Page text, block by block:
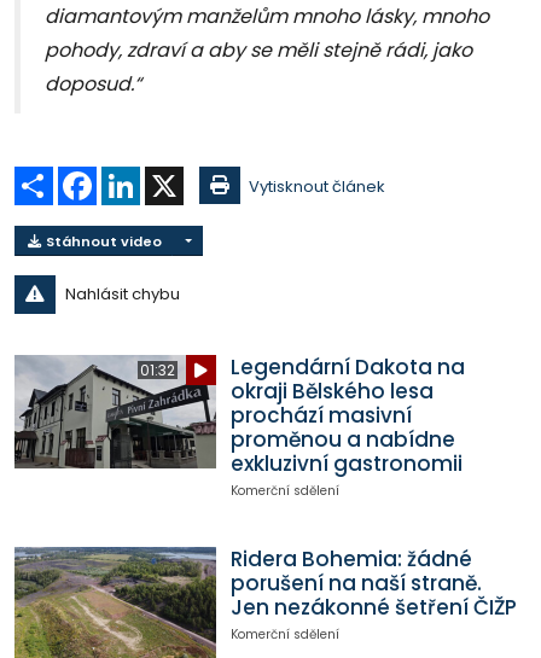
diamantovým manželům mnoho lásky, mnoho
pohody, zdraví a aby se měli stejně rádi, jako
doposud.“
Sdílet Facebook
LinkedIn Vytisknout článek
Stáhnout video
Nahlásit chybu
01:32
Legendární Dakota na
okraji Bělského lesa
prochází masivní
proměnou a nabídne
exkluzivní gastronomii
Komerční sdělení
Ridera Bohemia: žádné
porušení na naší straně.
Jen nezákonné šetření ČIŽP
Komerční sdělení